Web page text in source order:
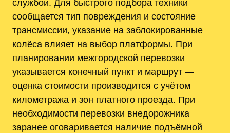
службой. Для быстрого подбора техники
сообщается тип повреждения и состояние
трансмиссии, указание на заблокированные
колёса влияет на выбор платформы. При
планировании межгородской перевозки
указывается конечный пункт и маршрут —
оценка стоимости производится с учётом
километража и зон платного проезда. При
необходимости перевозки внедорожника
заранее оговаривается наличие подъёмной